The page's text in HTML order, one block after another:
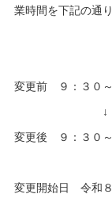
業時間を下記の通
変更前 ９：３０
​ ↓
変更後 ９：３０
変更開始日 令和